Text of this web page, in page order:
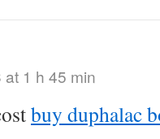
1 h 45 min
buy duphalac